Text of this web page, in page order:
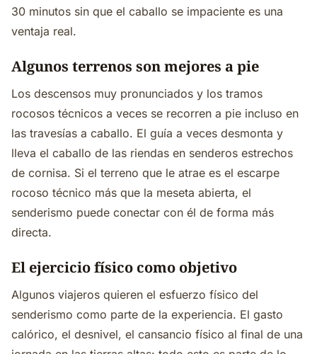
30 minutos sin que el caballo se impaciente es una
ventaja real.
Algunos terrenos son mejores a pie
Los descensos muy pronunciados y los tramos
rocosos técnicos a veces se recorren a pie incluso en
las travesías a caballo. El guía a veces desmonta y
lleva el caballo de las riendas en senderos estrechos
de cornisa. Si el terreno que le atrae es el escarpe
rocoso técnico más que la meseta abierta, el
senderismo puede conectar con él de forma más
directa.
El ejercicio físico como objetivo
Algunos viajeros quieren el esfuerzo físico del
senderismo como parte de la experiencia. El gasto
calórico, el desnivel, el cansancio físico al final de una